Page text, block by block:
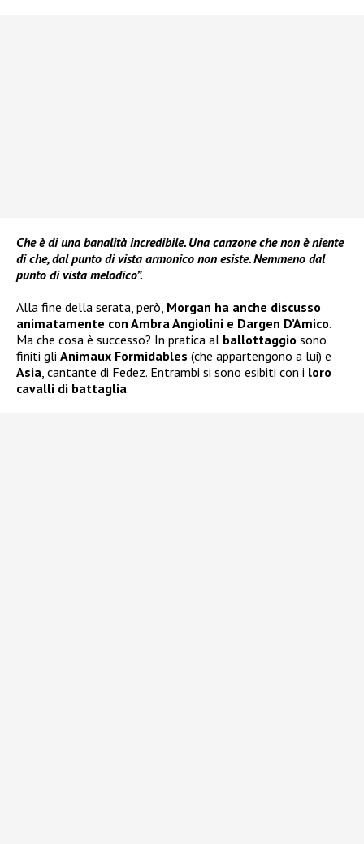
Che è di una banalità incredibile. Una canzone che non è niente
di che, dal punto di vista armonico non esiste. Nemmeno dal
punto di vista melodico”.
Alla fine della serata, però, Morgan ha anche discusso
animatamente con Ambra Angiolini e Dargen D’Amico.
Ma che cosa è successo? In pratica al ballottaggio sono
finiti gli Animaux Formidables (che appartengono a lui) e
Asia, cantante di Fedez. Entrambi si sono esibiti con i loro
cavalli di battaglia.